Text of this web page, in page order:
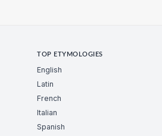
TOP ETYMOLOGIES
English
Latin
French
Italian
Spanish